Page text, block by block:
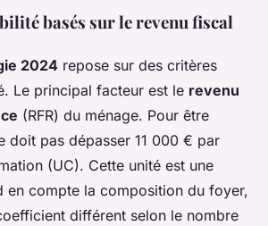
basés sur le revenu fiscal
2024 repose sur des critères
Le principal facteur est le revenu
(RFR) du ménage. Pour être
doit pas dépasser 11 000 € par
(UC). Cette unité est une
en compte la composition du foyer,
différent selon le nombre